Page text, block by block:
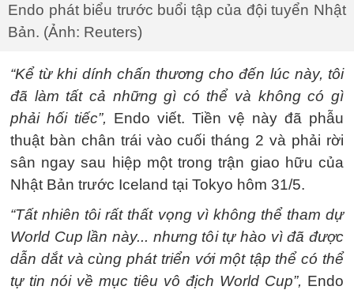
Endo phát biểu trước buổi tập của đội tuyển Nhật
Bản. (Ảnh: Reuters)
“Kể từ khi dính chấn thương cho đến lúc này, tôi
đã làm tất cả những gì có thể và không có gì
phải hối tiếc”, Endo viết. Tiền vệ này đã phẫu
thuật bàn chân trái vào cuối tháng 2 và phải rời
sân ngay sau hiệp một trong trận giao hữu của
Nhật Bản trước Iceland tại Tokyo hôm 31/5.
“Tất nhiên tôi rất thất vọng vì không thể tham dự
World Cup lần này... nhưng tôi tự hào vì đã được
dẫn dắt và cùng phát triển với một tập thể có thể
tự tin nói về mục tiêu vô địch World Cup”, Endo